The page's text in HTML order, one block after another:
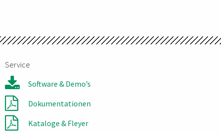
Service
Software & Demo’s
Dokumentationen
Kataloge & Fleyer